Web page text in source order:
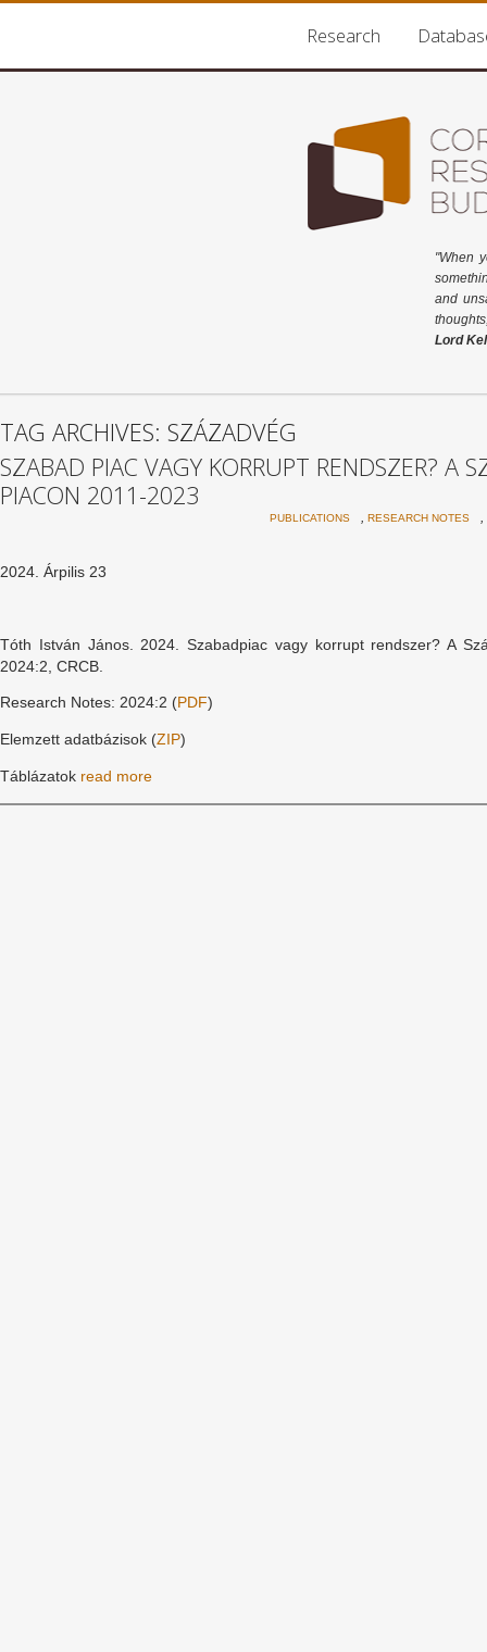
Research
"When
and
Lord
TAG ARCHIVES: SZÁZADVÉG
SZABAD PIAC VAGY KORRUPT RENDSZER? A
PIACON 2011-2023
PUBLICATIONS , RESEARCH NOTES ,
2024. Árpilis 23
Tóth István János. 2024. Szabadpiac vagy korrupt rendszer? A
2024:2, CRCB.
Research Notes: 2024:2 (PDF)
Elemzett adatbázisok (ZIP)
Táblázatok read more